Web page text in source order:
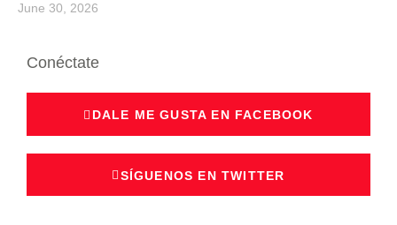
June 30, 2026
Conéctate
DALE ME GUSTA EN FACEBOOK
SÍGUENOS EN TWITTER